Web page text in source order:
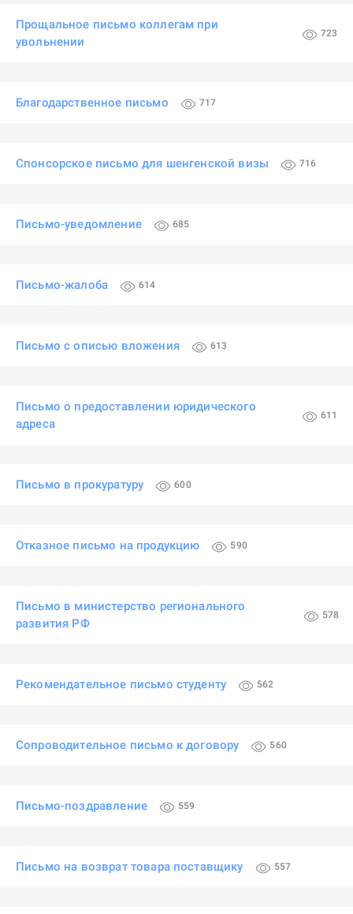
Прощальное письмо коллегам при
увольнении
723
Благодарственное письмо 717
Спонсорское письмо для шенгенской визы 716
Письмо-уведомление 685
Письмо-жалоба 614
Письмо с описью вложения 613
Письмо о предоставлении юридического
адреса
611
Письмо в прокуратуру 600
Отказное письмо на продукцию 590
Письмо в министерство регионального
развития РФ
578
Рекомендательное письмо студенту 562
Сопроводительное письмо к договору 560
Письмо-поздравление 559
Письмо на возврат товара поставщику 557